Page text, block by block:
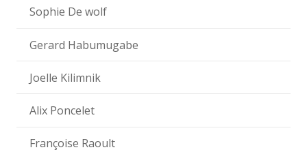
Sophie De wolf
Gerard Habumugabe
Joelle Kilimnik
Alix Poncelet
Françoise Raoult